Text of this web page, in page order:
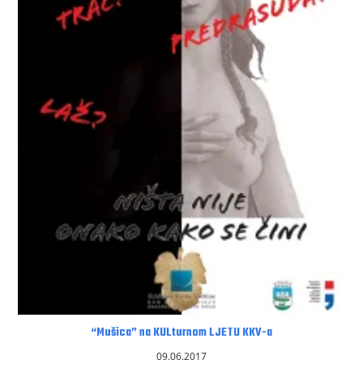
“Mušica” na KULturnom LJETU KKV-a
09.06.2017